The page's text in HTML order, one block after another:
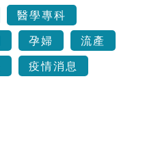
醫學專科
孕婦
流產
疫情消息